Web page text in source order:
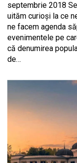
septembrie 2018
uităm curioși la ce
ne facem agenda
evenimentele pe
că denumirea
de…